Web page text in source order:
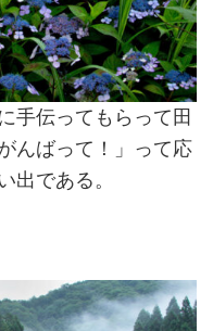
伝ってもらって田
んばって！」って応
出である。